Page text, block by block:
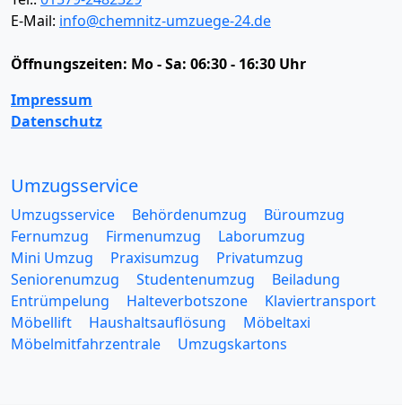
E-Mail: info@chemnitz-umzuege-24.de
Öffnungszeiten: Mo - Sa: 06:30 - 16:30 Uhr
Impressum
Datenschutz
Umzugsservice
Umzugsservice Behördenumzug
Büroumzug
Fernumzug
Firmenumzug
Laborumzug
Mini Umzug
Praxisumzug
Privatumzug
Seniorenumzug
Studentenumzug
Beiladung
Entrümpelung
Halteverbotszone
Klaviertransport
Möbellift
Haushaltsauflösung
Möbeltaxi
Möbelmitfahrzentrale
Umzugskartons